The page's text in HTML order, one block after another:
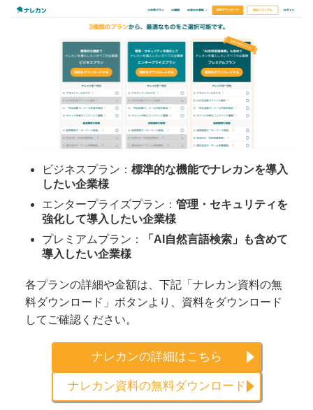
ビジネスプラン： 標準的な機能でナレカンを導入
したい企業様
エンタープライズプラン： 管理・セキュリティを
強化して導入したい企業様
プレミアムプラン：
「AI自然言語検索」も含めて
導入したい企業様
各プランの詳細や金額は、下記「ナレカン資料の無
料ダウンロード」ボタンより、資料をダウンロード
してご確認ください。
ナレカンの詳細はこちら
ナレカン資料の無料ダウンロード